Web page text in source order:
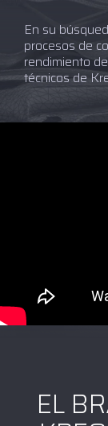
En su
procesos de
rendimiento
técnicos de
EL